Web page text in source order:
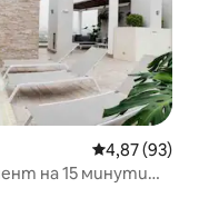
Средна
4,87 (93)
на 15 минути